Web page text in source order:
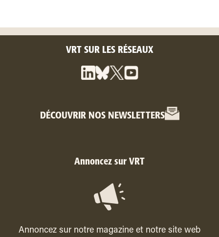
VRT SUR LES RÉSEAUX
DÉCOUVRIR NOS NEWSLETTERS
Annoncez sur VRT
Annoncez sur notre magazine et notre site web